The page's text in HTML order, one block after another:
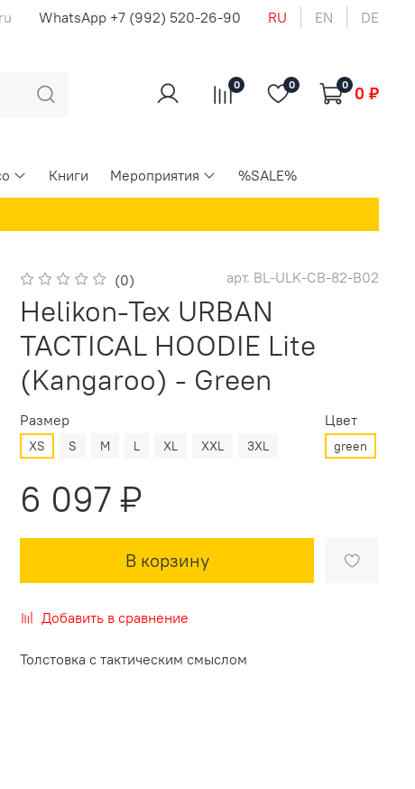
WhatsApp +7 (992) 520-26-90 RU EN DE
0 0 0 0 ₽
Книги Мероприятия %SALE%
(0) арт. BL-ULK-CB-82-B02
Helikon-Tex URBAN
TACTICAL HOODIE Lite
(Kangaroo) - Green
Размер
XS S M L XL XXL 3XL
Цвет
green
6 097 ₽
В корзину
Добавить в сравнение
Толстовка с тактическим смыслом